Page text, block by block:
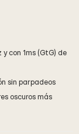
con 1ms (GtG) de
sin parpadeos
oscuros más